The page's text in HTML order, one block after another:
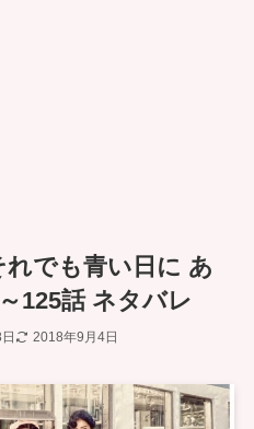
でも青い日に あ
125話 ネタバレ
2018年9月4日